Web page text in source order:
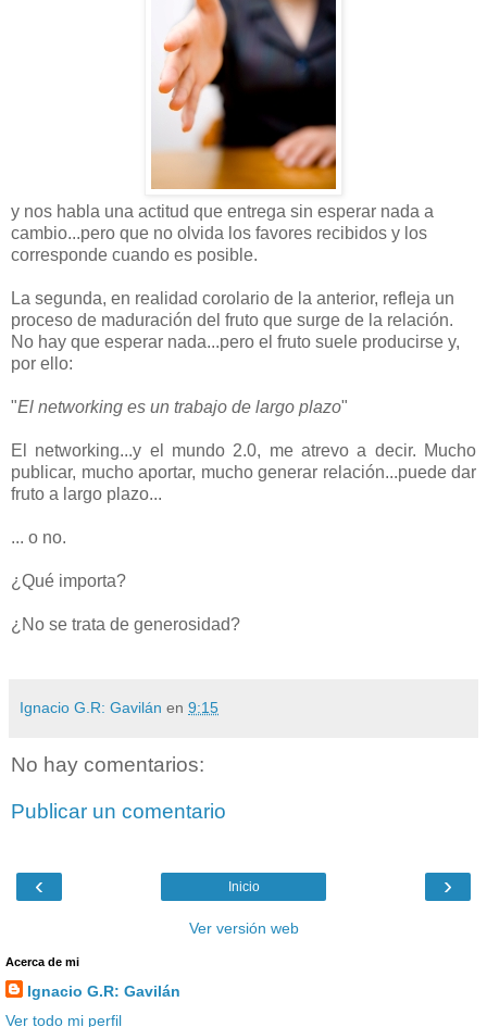
y nos habla una actitud que entrega sin esperar nada a
cambio...pero que no olvida los favores recibidos y los
corresponde cuando es posible.
La segunda, en realidad corolario de la anterior, refleja un
proceso de maduración del fruto que surge de la relación.
No hay que esperar nada...pero el fruto suele producirse y,
por ello:
"El networking es un trabajo de largo plazo"
El networking...y el mundo 2.0, me atrevo a decir. Mucho
publicar, mucho aportar, mucho generar relación...puede dar
fruto a largo plazo...
... o no.
¿Qué importa?
¿No se trata de generosidad?
Ignacio G.R: Gavilán en 9:15
No hay comentarios:
Publicar un comentario
‹ ›
Inicio
Ver versión web
Acerca de mi
Ignacio G.R: Gavilán
Ver todo mi perfil